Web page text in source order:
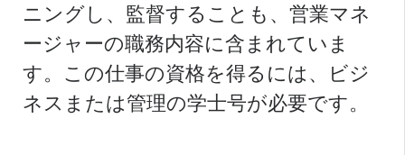
ニングし、監督することも、営業マネ
ージャーの職務内容に含まれていま
す。この仕事の資格を得るには、ビジ
ネスまたは管理の学士号が必要です。